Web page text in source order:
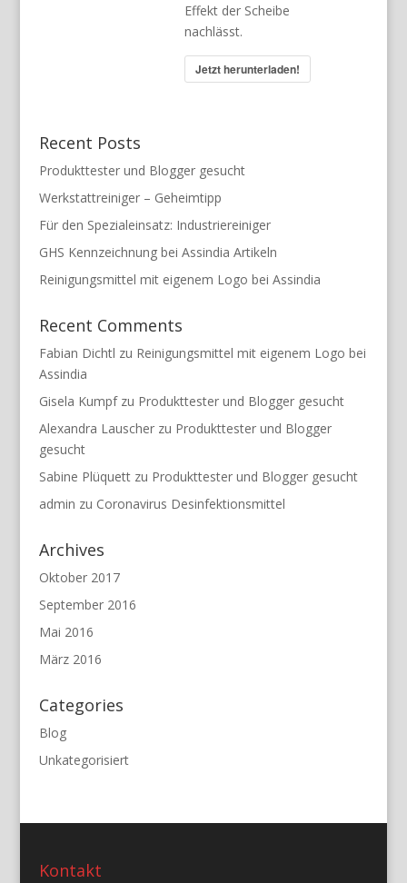
Effekt der Scheibe
nachlässt.
Jetzt herunterladen!
Recent Posts
Produkttester und Blogger gesucht
Werkstattreiniger – Geheimtipp
Für den Spezialeinsatz: Industriereiniger
GHS Kennzeichnung bei Assindia Artikeln
Reinigungsmittel mit eigenem Logo bei Assindia
Recent Comments
Fabian Dichtl zu Reinigungsmittel mit eigenem Logo bei
Assindia
Gisela Kumpfzu Produkttester und Blogger gesucht
Alexandra Lauscherzu Produkttester und Blogger
gesucht
Sabine Plüquettzu Produkttester und Blogger gesucht
admin zu Coronavirus Desinfektionsmittel
Archives
Oktober 2017
September 2016
Mai 2016
März 2016
Categories
Blog
Unkategorisiert
Kontakt